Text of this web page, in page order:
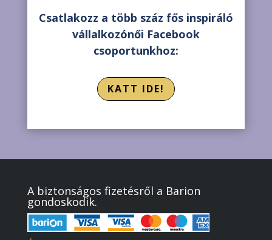
Csatlakozz a több száz fős inspiráló
vállalkozónői Facebook
csoportunkhoz:
KATT IDE!
A biztonságos fizetésről a Barion
gondoskodik.